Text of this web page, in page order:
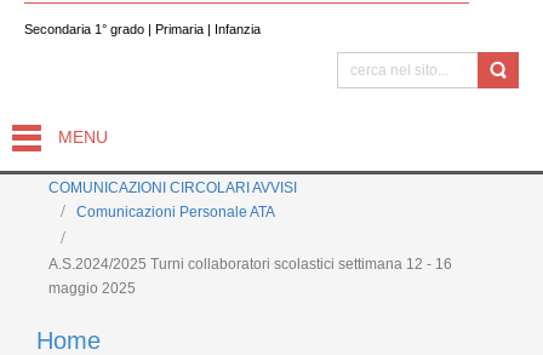
Secondaria 1° grado | Primaria | Infanzia
MENU
COMUNICAZIONI CIRCOLARI AVVISI
Comunicazioni Personale ATA
A.S.2024/2025 Turni collaboratori scolastici settimana 12 - 16
maggio 2025
Home